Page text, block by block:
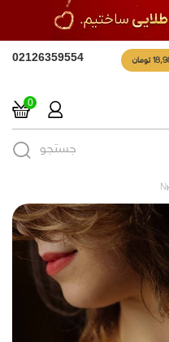
02126359554
0
جستجو